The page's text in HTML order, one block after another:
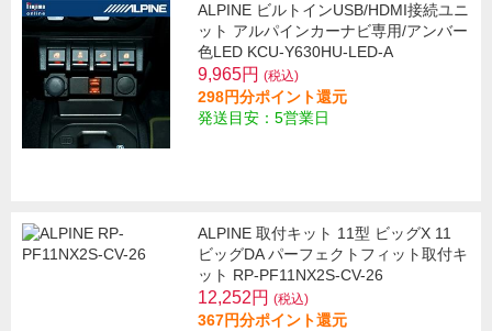
ALPINE ビルトインUSB/HDMI接続ユニ
ット アルパインカーナビ専用/アンバー
色LED KCU-Y630HU-LED-A
9,965円 (税込)
298円分ポイント還元
発送目安：5営業日
ALPINE 取付キット 11型 ビッグX 11
ビッグDA パーフェクトフィット取付キ
ット RP-PF11NX2S-CV-26
12,252円 (税込)
367円分ポイント還元